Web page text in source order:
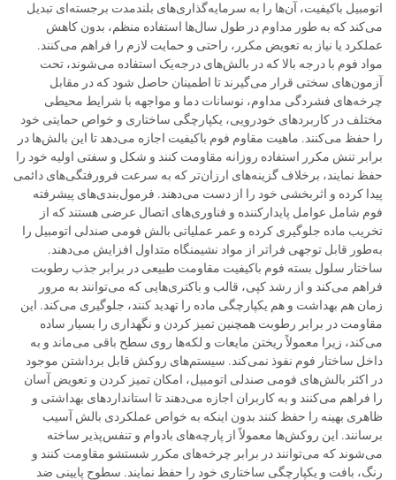
اتومبیل باکیفیت، آن‌ها را به سرمایه‌گذاری‌های بلندمدت برجسته‌ای تبدیل
می‌کند که به طور مداوم در طول سال‌ها استفاده منظم، بدون کاهش
عملکرد یا نیاز به تعویض مکرر، راحتی و حمایت لازم را فراهم می‌کنند.
مواد فوم با درجه بالا که در بالش‌های درجه‌یک استفاده می‌شوند، تحت
آزمون‌های سختی قرار می‌گیرند تا اطمینان حاصل شود که در مقابل
چرخه‌های فشردگی مداوم، نوسانات دما و مواجهه با شرایط محیطی
مختلف در کاربردهای خودرویی، یکپارچگی ساختاری و خواص حمایتی خود
را حفظ می‌کنند. ماهیت مقاوم فوم باکیفیت اجازه می‌دهد تا این بالش‌ها در
برابر تنش مکرر استفاده روزانه مقاومت کنند و شکل و سفتی اولیه خود را
حفظ نمایند، برخلاف گزینه‌های ارزان‌تر که به سرعت فرورفتگی‌های دائمی
پیدا کرده و اثربخشی خود را از دست می‌دهند. فرمول‌بندی‌های پیشرفته
فوم شامل عوامل پایدارکننده و فناوری‌های اتصال عرضی هستند که از
تخریب ماده جلوگیری کرده و عمر عملیاتی بالش فومی صندلی اتومبیل را
به‌طور قابل توجهی فراتر از مواد نشیمنگاه متداول افزایش می‌دهند.
ساختار سلول بسته فوم باکیفیت مقاومت طبیعی در برابر جذب رطوبت
فراهم می‌کند و از رشد کپی، قالب و باکتری‌هایی که می‌توانند به مرور
زمان هم بهداشت و هم یکپارچگی ماده را تهدید کنند، جلوگیری می‌کند. این
مقاومت در برابر رطوبت همچنین تمیز کردن و نگهداری را بسیار ساده
می‌کند، زیرا معمولاً ریختن مایعات و لکه‌ها روی سطح باقی می‌ماند و به
داخل ساختار فوم نفوذ نمی‌کند. سیستم‌های روکش قابل برداشتن موجود
در اکثر بالش‌های فومی صندلی اتومبیل، امکان تمیز کردن و تعویض آسان
را فراهم می‌کنند و به کاربران اجازه می‌دهند تا استانداردهای بهداشتی و
ظاهری بهینه را حفظ کنند بدون اینکه به خواص عملکردی بالش آسیب
برسانند. این روکش‌ها معمولاً از پارچه‌های بادوام و تنفس‌پذیر ساخته
می‌شوند که می‌توانند در برابر چرخه‌های مکرر شستشو مقاومت کنند و
رنگ، بافت و یکپارچگی ساختاری خود را حفظ نمایند. سطوح پایینی ضد